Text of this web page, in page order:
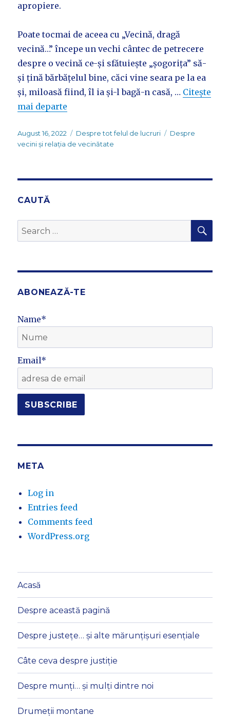
apropiere.
Poate tocmai de aceea cu „Vecină, dragă
vecină…” începe un vechi cântec de petrecere
despre o vecină ce-și sfătuiește „șogorița” să-
și țină bărbățelul bine, căci vine seara pe la ea
și, miloasă fiind, îl ia și-l bagă-n casă, … Citește
mai departe
Posted
on
August 16, 2022 Categories
Despre tot felul de lucruri Tags
Despre
vecini și relația de vecinătate
CAUTĂ
Search
for:
ABONEAZĂ-TE
Name*
Email*
META
Log in
Entries feed
Comments feed
WordPress.org
Acasă
Despre această pagină
Despre justețe… și alte mărunțișuri esențiale
Câte ceva despre justiție
Despre munți… și mulți dintre noi
Drumeții montane